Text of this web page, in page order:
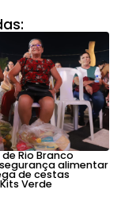
Rio Branco
alimentar
de cestas
Verde